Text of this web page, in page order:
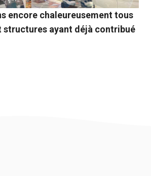
encore chaleureusement tous
structures ayant déjà contribué